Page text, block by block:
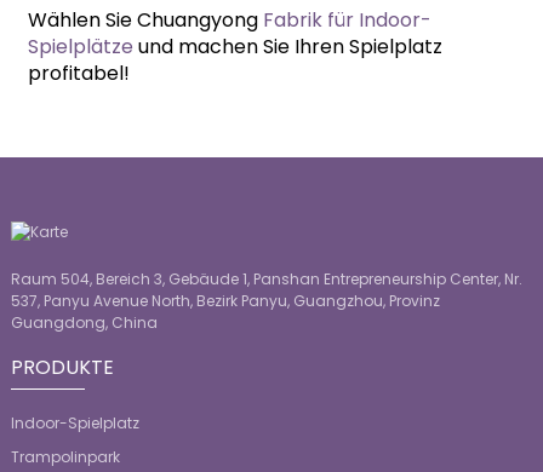
Wählen Sie Chuangyong Fabrik für Indoor-
Spielplätze und machen Sie Ihren Spielplatz
profitabel!
Raum 504, Bereich 3, Gebäude 1, Panshan Entrepreneurship Center, Nr.
537, Panyu Avenue North, Bezirk Panyu, Guangzhou, Provinz
Guangdong, China
PRODUKTE
Indoor-Spielplatz
Trampolinpark